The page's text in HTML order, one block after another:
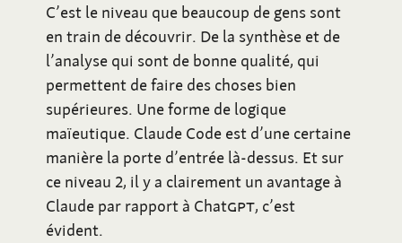
C’est le niveau que beaucoup de gens sont
en train de découvrir. De la synthèse et de
l’analyse qui sont de bonne qualité, qui
permettent de faire des choses bien
supérieures. Une forme de logique
maïeutique. Claude Code est d’une certaine
manière la porte d’entrée là-dessus. Et sur
ce niveau 2, il y a clairement un avantage à
Claude par rapport à ChatGPT, c’est
évident.